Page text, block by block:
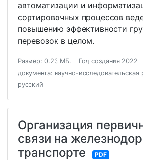
автоматизации и
сортировочных процессов
повышению эффективности
перевозок в целом.
Размер: 0.23 МБ. Год создания 2022
документа: научно-исследовательская
русский
Организация
связи на
транспорте
PDF